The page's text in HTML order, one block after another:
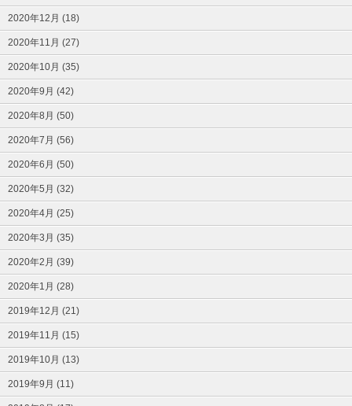
2020年12月 (18)
2020年11月 (27)
2020年10月 (35)
2020年9月 (42)
2020年8月 (50)
2020年7月 (56)
2020年6月 (50)
2020年5月 (32)
2020年4月 (25)
2020年3月 (35)
2020年2月 (39)
2020年1月 (28)
2019年12月 (21)
2019年11月 (15)
2019年10月 (13)
2019年9月 (11)